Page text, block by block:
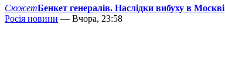
СюжетБенкет генералів. Наслідки вибуху в Москві
Росія новини — Вчора, 23:58